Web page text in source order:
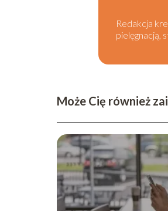
Redakcja
pielęgnacją,
Może Cię również